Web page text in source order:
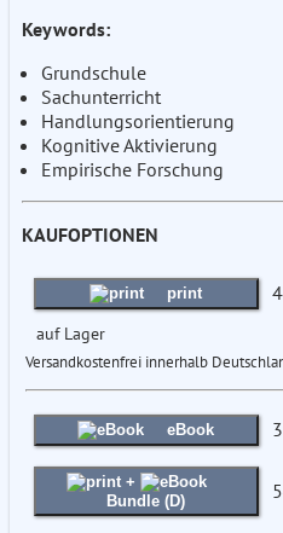
Keywords:
Grundschule
Sachunterricht
Handlungsorientierung
Kognitive Aktivierung
Empirische Forschung
KAUFOPTIONEN
print
auf Lager
Versandkostenfrei innerhalb
eBook
+
Bundle (D)